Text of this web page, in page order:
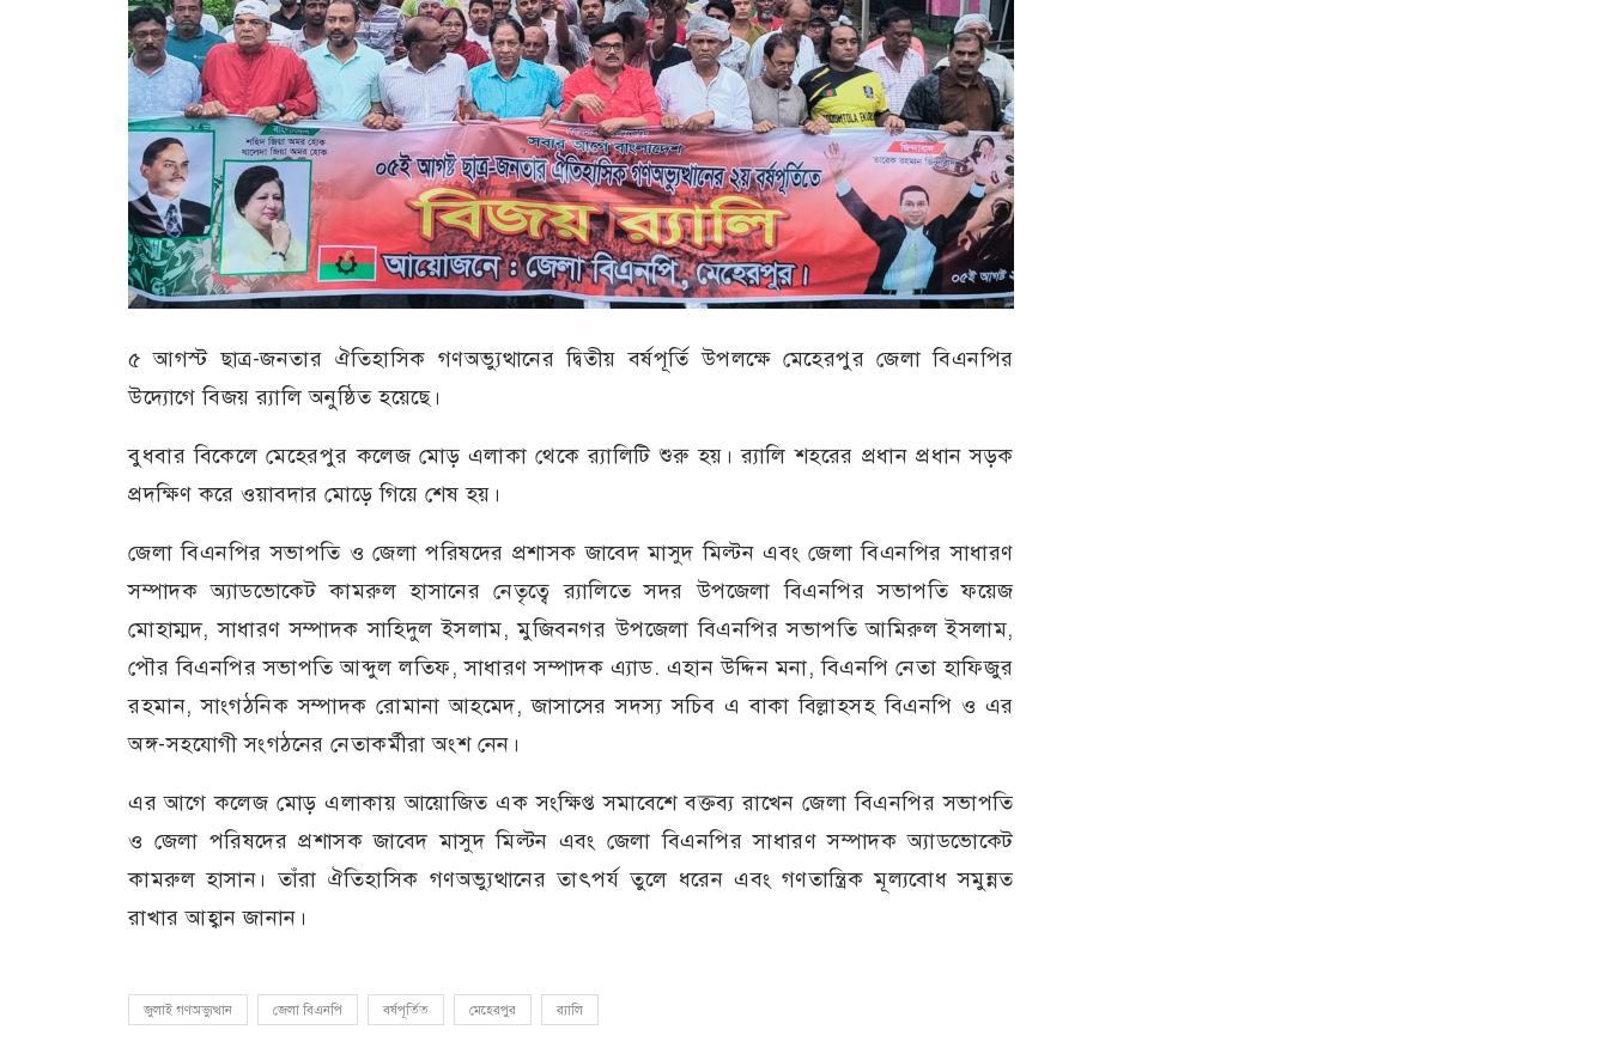
৫ আগস্ট ছাত্র-জনতার ঐতিহাসিক গণঅভ্যুত্থানের দ্বিতীয় বর্ষপূর্তি উপলক্ষে মেহেরপুর জেলা বিএনপির
উদ্যোগে বিজয় র‍্যালি অনুষ্ঠিত হয়েছে।
বুধবার বিকেলে মেহেরপুর কলেজ মোড় এলাকা থেকে র‍্যালিটি শুরু হয়। র‍্যালি শহরের প্রধান প্রধান সড়ক
প্রদক্ষিণ করে ওয়াবদার মোড়ে গিয়ে শেষ হয়।
জেলা বিএনপির সভাপতি ও জেলা পরিষদের প্রশাসক জাবেদ মাসুদ মিল্টন এবং জেলা বিএনপির সাধারণ
সম্পাদক অ্যাডভোকেট কামরুল হাসানের নেতৃত্বে র‍্যালিতে সদর উপজেলা বিএনপির সভাপতি ফয়েজ
মোহাম্মদ, সাধারণ সম্পাদক সাহিদুল ইসলাম, মুজিবনগর উপজেলা বিএনপির সভাপতি আমিরুল ইসলাম,
পৌর বিএনপির সভাপতি আব্দুল লতিফ, সাধারণ সম্পাদক এ্যাড. এহান উদ্দিন মনা, বিএনপি নেতা হাফিজুর
রহমান, সাংগঠনিক সম্পাদক রোমানা আহমেদ, জাসাসের সদস্য সচিব এ বাকা বিল্লাহসহ বিএনপি ও এর
অঙ্গ-সহযোগী সংগঠনের নেতাকর্মীরা অংশ নেন।
এর আগে কলেজ মোড় এলাকায় আয়োজিত এক সংক্ষিপ্ত সমাবেশে বক্তব্য রাখেন জেলা বিএনপির সভাপতি
ও জেলা পরিষদের প্রশাসক জাবেদ মাসুদ মিল্টন এবং জেলা বিএনপির সাধারণ সম্পাদক অ্যাডভোকেট
কামরুল হাসান। তাঁরা ঐতিহাসিক গণঅভ্যুত্থানের তাৎপর্য তুলে ধরেন এবং গণতান্ত্রিক মূল্যবোধ সমুন্নত
রাখার আহ্বান জানান।
জুলাই গণঅভ্যুত্থান জেলা বিএনপি বর্ষপূর্তিত মেহেরপুর র‍্যালি